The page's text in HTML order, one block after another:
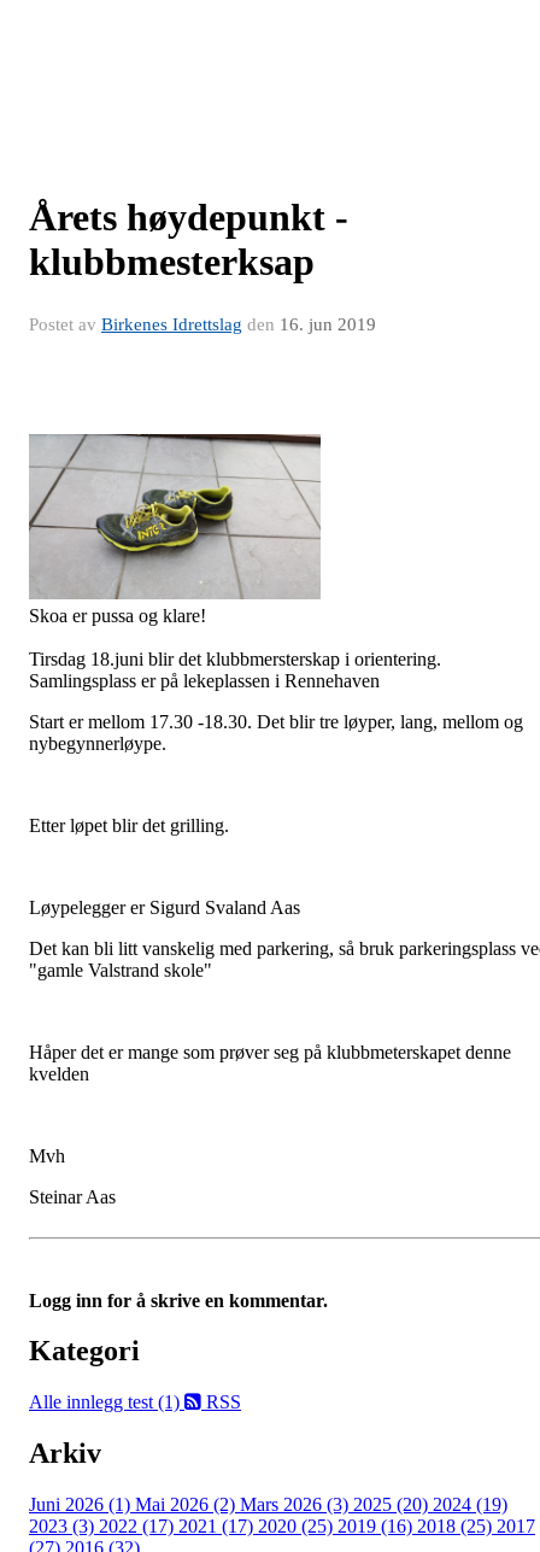
Årets høydepunkt -
klubbmesterksap
Postet av Birkenes Idrettslag den 16. jun 2019
Skoa er pussa og klare!
Tirsdag 18.juni blir det klubbmersterskap i orientering.
Samlingsplass er på lekeplassen i Rennehaven
Start er mellom 17.30 -18.30. Det blir tre løyper, lang, mellom og
nybegynnerløype.
Etter løpet blir det grilling.
Løypelegger er Sigurd Svaland Aas
Det kan bli litt vanskelig med parkering, så bruk parkeringsplass
"gamle Valstrand skole"
Håper det er mange som prøver seg på klubbmeterskapet denne
kvelden
Mvh
Steinar Aas
Logg inn for å skrive en kommentar.
Kategori
Alle innlegg test (1) RSS
Arkiv
Juni 2026 (1) Mai 2026 (2) Mars 2026 (3) 2025 (20) 2024 (19)
2023 (3) 2022 (17) 2021 (17) 2020 (25) 2019 (16) 2018 (25) 2017